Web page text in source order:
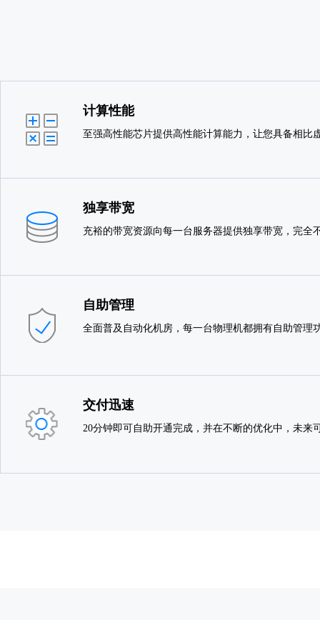
计算性能
至强高性能芯片提供高性能计算能力，让您具备相比
独享带宽
充裕的带宽资源向每一台服务器提供独享带宽，完全
自助管理
全面普及自动化机房，每一台物理机都拥有自助管
交付迅速
20分钟即可自助开通完成，并在不断的优化中，未来